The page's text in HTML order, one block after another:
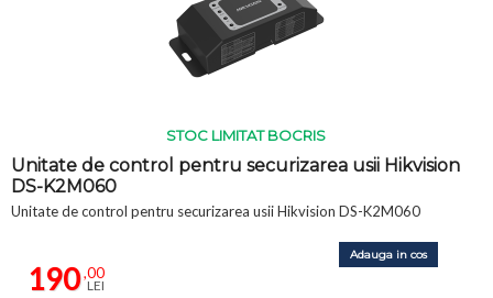
STOC LIMITAT BOCRIS
Unitate de control pentru securizarea usii Hikvision
DS-K2M060
Unitate de control pentru securizarea usii Hikvision DS-K2M060
190,00
LEI
Adauga in cos